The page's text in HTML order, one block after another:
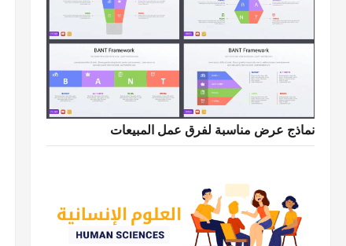
نماذج عرض مناسبة لفرق عمل المبيعات